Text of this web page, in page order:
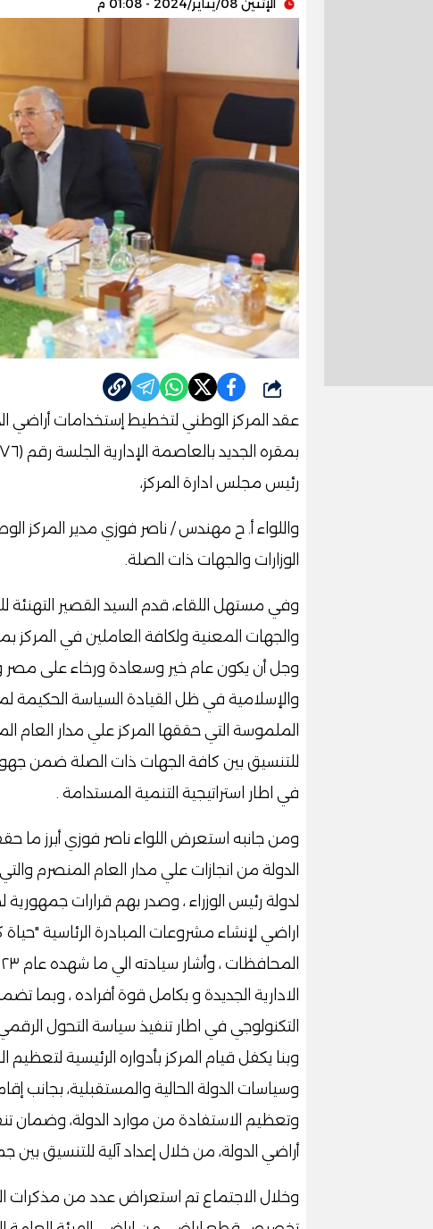
الإثنين 08/يناير/2024 - 01:08 م
شارك
عقد المركز الوطني لتخطيط إستخدامات أراضي
رئيس مجلس ادارة المركز،
واللواء أ. ح مهندس / ناصر فوزي مدير المركز
الوزارات والجهات ذات الصلة.
وفي مستهل اللقاء، قدم السيد القصير
والجهات المعنية ولكافة العاملين في المركز
وجل أن يكون عام خير وسعادة ورخاء على مصر
والإسلامية في ظل القيادة السياسة الحكيمة
الملموسة التي حققها المركز علي مدار العام
للتنسيق بين كافة الجهات ذات الصلة ضمن
في اطار استراتيجية التنمية المستدامة .
ومن جانبه استعرض اللواء ناصر فوزي أبرز ما
لدولة رئيس الوزراء ، وصدر بهم قرارات
اراضي لإنشاء مشروعات المبادرة الرئاسية
الادارية الجديدة و بكامل قوة أفراده ، وبما
التكنولوجي في اطار تنفيذ سياسة التحول
وبنا يكفل قيام المركز بأدواره الرئيسية
وسياسات الدولة الحالية والمستقبلية، بجانب
وتعظيم الاستفادة من موارد الدولة، وضمان
أراضي الدولة، من خلال إعداد آلية للتنسيق بين
وخلال الاجتماع تم استعراض عدد من مذكرات